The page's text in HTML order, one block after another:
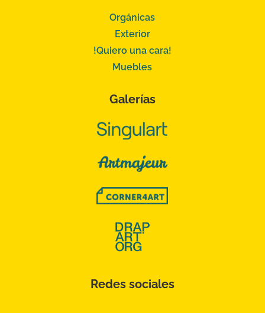
Orgánicas
Exterior
!Quiero una cara!
Muebles
Galerías
Redes sociales